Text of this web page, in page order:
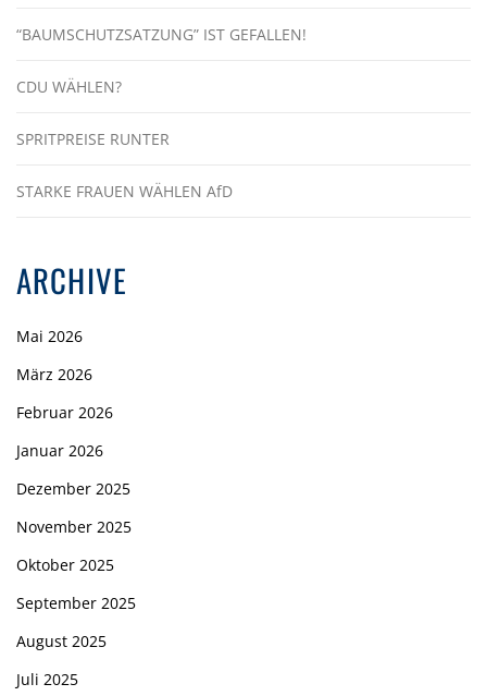
“BAUMSCHUTZSATZUNG” IST GEFALLEN!
CDU WÄHLEN?
SPRITPREISE RUNTER
STARKE FRAUEN WÄHLEN AfD
ARCHIVE
Mai 2026
März 2026
Februar 2026
Januar 2026
Dezember 2025
November 2025
Oktober 2025
September 2025
August 2025
Juli 2025